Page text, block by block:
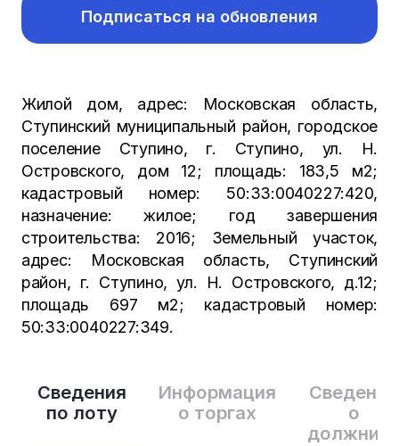
Сведения
по лоту
Информация
о торгах
Сведения
о
Подписаться на обновления
Жилой дом, адрес: Московская область,
Ступинский муниципальный район, городское
поселение Ступино, г. Ступино, ул. Н.
Островского, дом 12; площадь: 183,5 м2;
кадастровый номер: 50:33:0040227:420,
назначение: жилое; год завершения
строительства: 2016; Земельный участок,
адрес: Московская область, Ступинский
район, г. Ступино, ул. Н. Островского, д.12;
площадь 697 м2; кадастровый номер:
50:33:0040227:349.